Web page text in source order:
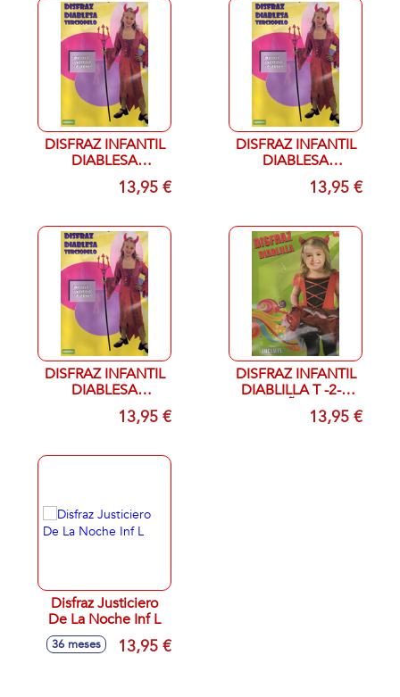
DISFRAZ INFANTIL
DIABLESA
TERCIOPERLO T 4-
6 AÑOS13,95 €
DISFRAZ INFANTIL
DIABLESA
TERCIOPELO T 6-8
AÑOS13,95 €
DISFRAZ INFANTIL
DIABLESA
TERCIOPELO T
13,95 €
DISFRAZ INFANTIL
DIABLILLA T -2-A
AÑOS13,95 €
Disfraz Justiciero
De La Noche Inf L
36 meses 13,95 €